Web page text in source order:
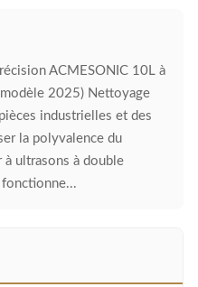
ACMESONIC 10L à
2025) Nettoyage
industrielles et des
la polyvalence du
ultrasons à double